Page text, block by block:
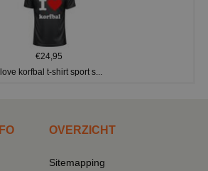
€24,95
korfbal t-shirt sport s...
OVERZICHT
Sitemapping